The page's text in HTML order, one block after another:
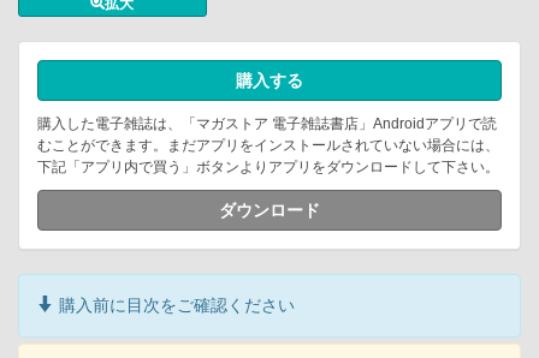
拡大
購入する
購入した電子雑誌は、「マガストア 電子雑誌書店」Androidアプリで読
むことができます。まだアプリをインストールされていない場合には、
下記「アプリ内で買う」ボタンよりアプリをダウンロードして下さい。
ダウンロード
購入前に目次をご確認ください